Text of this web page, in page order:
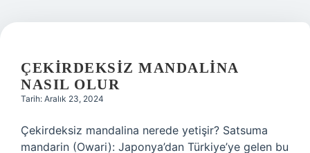
ÇEKIRDEKSIZ MANDALINA
NASIL OLUR
Tarih: Aralık 23, 2024
Çekirdeksiz mandalina nerede yetişir? Satsuma
mandarin (Owari): Japonya’dan Türkiye’ye gelen bu